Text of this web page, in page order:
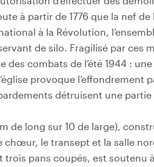
à partir de 1776 que la nef de
à la Révolution,
de silo. Fragilisé par ces
des combats de l’été 1944 :
provoque l’effondrement
détruisent une partie
de long sur 10 de large),
chœur, le transept et la salle
pans coupés, est soutenu